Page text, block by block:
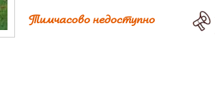
Тимчасово недоступно